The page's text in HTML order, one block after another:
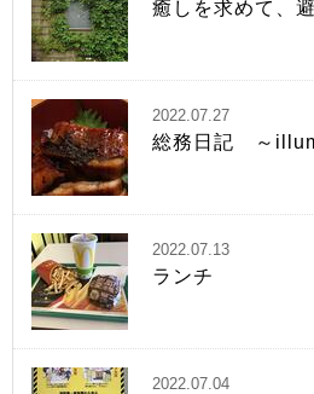
癒しを求めて、
2022.07.27
総務日記 ～
2022.07.13
ランチ
2022.07.04